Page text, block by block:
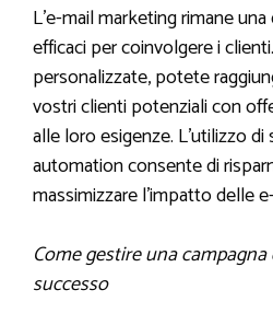
L’e-mail marketing rimane
efficaci per coinvolgere i
personalizzate, potete
vostri clienti potenziali con
alle loro esigenze. L’utilizzo
automation consente di
massimizzare l’impatto delle
Come gestire una
successo